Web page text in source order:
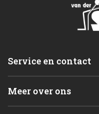
Service en contact
Meer over ons